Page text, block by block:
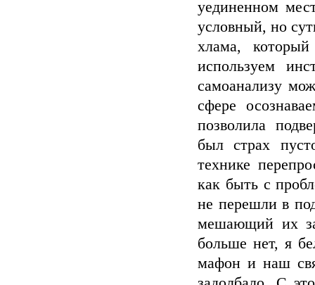
уединенном
условный, но
хлама,
используем
самоанализу
сфере
позволила
был страх
технике
как быть с
не перешли в
мешающий их
больше нет, я
мафон и наш